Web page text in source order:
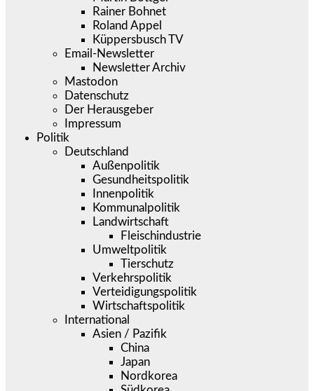
Rainer Bohnet
Roland Appel
Küppersbusch TV
Email-Newsletter
Newsletter Archiv
Mastodon
Datenschutz
Der Herausgeber
Impressum
Politik
Deutschland
Außenpolitik
Gesundheitspolitik
Innenpolitik
Kommunalpolitik
Landwirtschaft
Fleischindustrie
Umweltpolitik
Tierschutz
Verkehrspolitik
Verteidigungspolitik
Wirtschaftspolitik
International
Asien / Pazifik
China
Japan
Nordkorea